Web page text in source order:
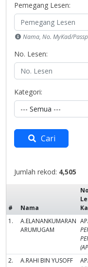
Pemegang Lesen:
Nama, No. MyKad/
No. Lesen:
Kategori:
Cari
Jumlah rekod: 4,505
# Nama
1.
A.ELANANKUMARAN
ARUMUGAM
2. A.RAHI BIN YUSOFF